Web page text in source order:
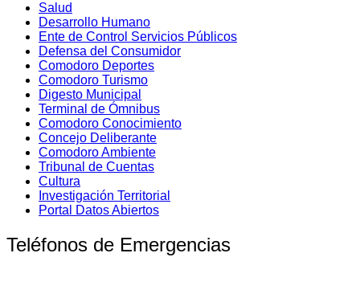
Salud
Desarrollo Humano
Ente de Control Servicios Públicos
Defensa del Consumidor
Comodoro Deportes
Comodoro Turismo
Digesto Municipal
Terminal de Ómnibus
Comodoro Conocimiento
Concejo Deliberante
Comodoro Ambiente
Tribunal de Cuentas
Cultura
Investigación Territorial
Portal Datos Abiertos
Teléfonos de Emergencias